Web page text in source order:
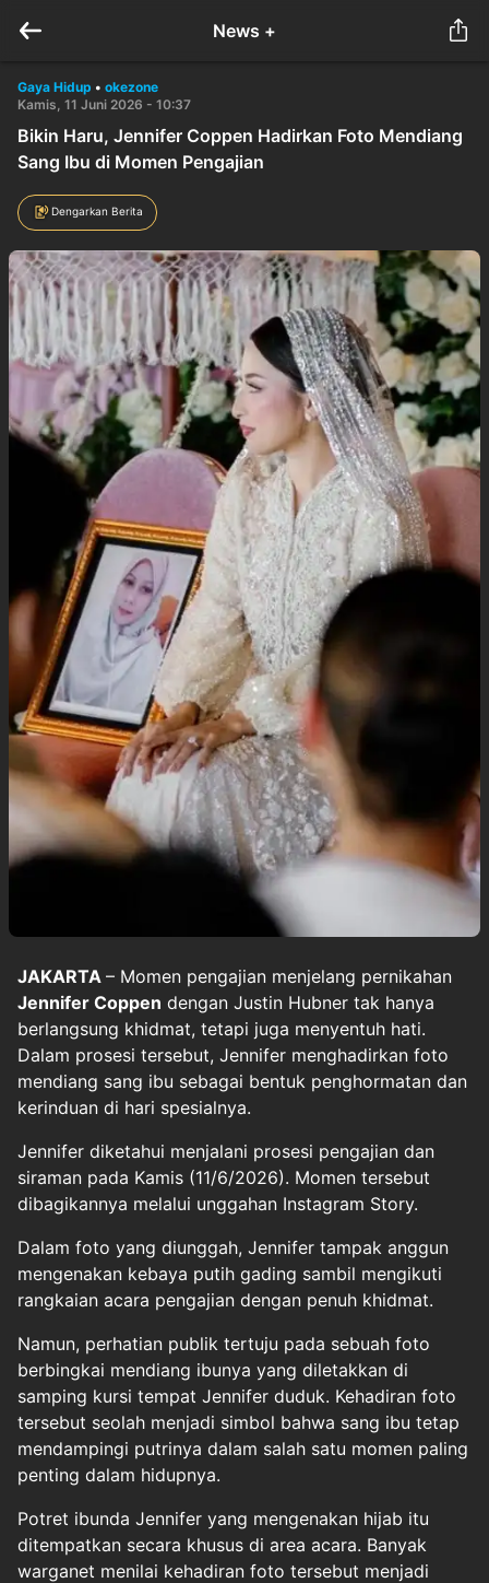
News +
Gaya Hidup • okezone
Kamis, 11 Juni 2026 - 10:37
Bikin Haru, Jennifer Coppen Hadirkan Foto Mendiang
Sang Ibu di Momen Pengajian
Dengarkan Berita
JAKARTA – Momen pengajian menjelang pernikahan
Jennifer Coppen dengan Justin Hubner tak hanya
berlangsung khidmat, tetapi juga menyentuh hati.
Dalam prosesi tersebut, Jennifer menghadirkan foto
mendiang sang ibu sebagai bentuk penghormatan dan
kerinduan di hari spesialnya.
Jennifer diketahui menjalani prosesi pengajian dan
siraman pada Kamis (11/6/2026). Momen tersebut
dibagikannya melalui unggahan Instagram Story.
Dalam foto yang diunggah, Jennifer tampak anggun
mengenakan kebaya putih gading sambil mengikuti
rangkaian acara pengajian dengan penuh khidmat.
Namun, perhatian publik tertuju pada sebuah foto
berbingkai mendiang ibunya yang diletakkan di
samping kursi tempat Jennifer duduk. Kehadiran foto
tersebut seolah menjadi simbol bahwa sang ibu tetap
mendampingi putrinya dalam salah satu momen paling
penting dalam hidupnya.
Potret ibunda Jennifer yang mengenakan hijab itu
ditempatkan secara khusus di area acara. Banyak
warganet menilai kehadiran foto tersebut menjadi